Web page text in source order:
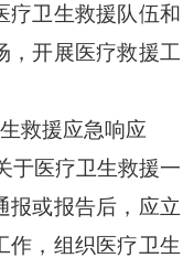
疗卫生救援队伍和
，开展医疗救援工
救援应急响应
于医疗卫生救援一
报或报告后，应立
作，组织医疗卫生